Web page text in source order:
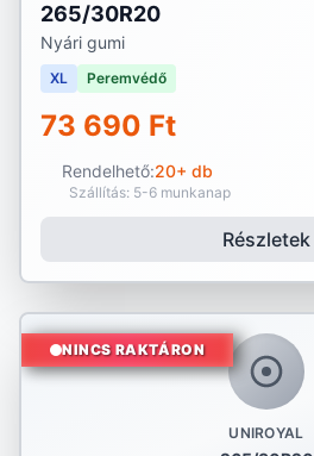
265/30R20
Nyári gumi
XL Peremvédő
73 690 Ft
Rendelhető:20+ db
Szállítás: 5-6 munkanap
Részletek
UNIROYAL
NINCS RAKTÁRON